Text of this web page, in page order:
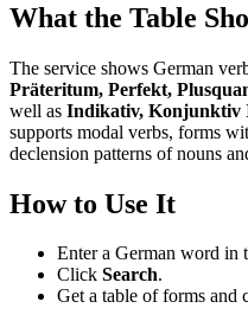
What the Table
The service shows German
Präteritum, Perfekt,
well as Indikativ, Konjunktiv
supports modal verbs, forms
declension patterns of nouns
How to Use It
Enter a German word in
Click Search.
Get a table of forms and